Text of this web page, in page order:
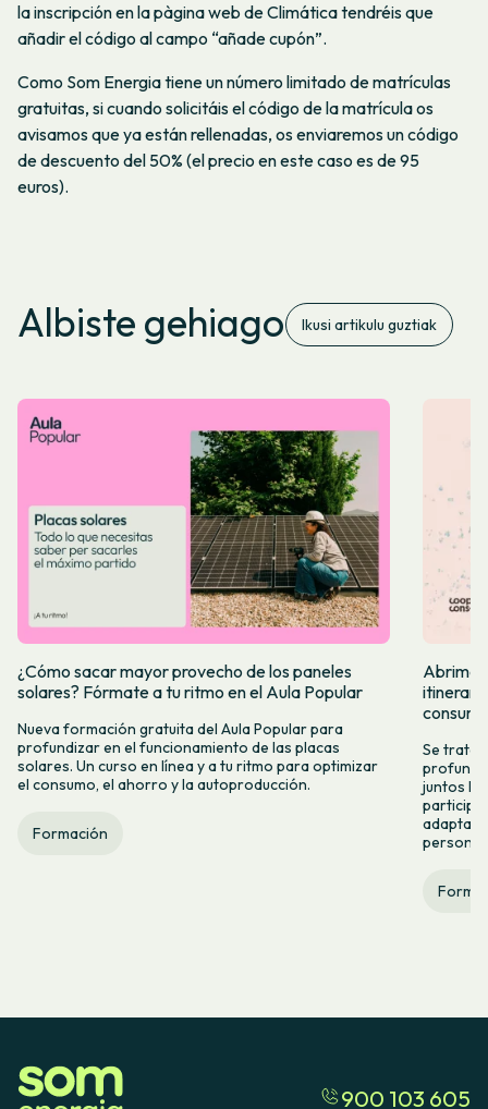
la inscripción en la pàgina web de Climática tendréis que
añadir el código al campo “añade cupón”.
Como Som Energia tiene un número limitado de matrículas
gratuitas, si cuando solicitáis el código de la matrícula os
avisamos que ya están rellenadas, os enviaremos un código
de descuento del 50% (el precio en este caso es de 95
euros).
Albiste gehiago Ikusi artikulu guztiak
¿Cómo sacar mayor provecho de los paneles
solares? Fórmate a tu ritmo en el Aula Popular
Nueva formación gratuita del Aula Popular para
profundizar en el funcionamiento de las placas
solares. Un curso en línea y a tu ritmo para optimizar
el consumo, el ahorro y la autoproducción.
Formación
Se trata
juntos
persona.
900 103 605